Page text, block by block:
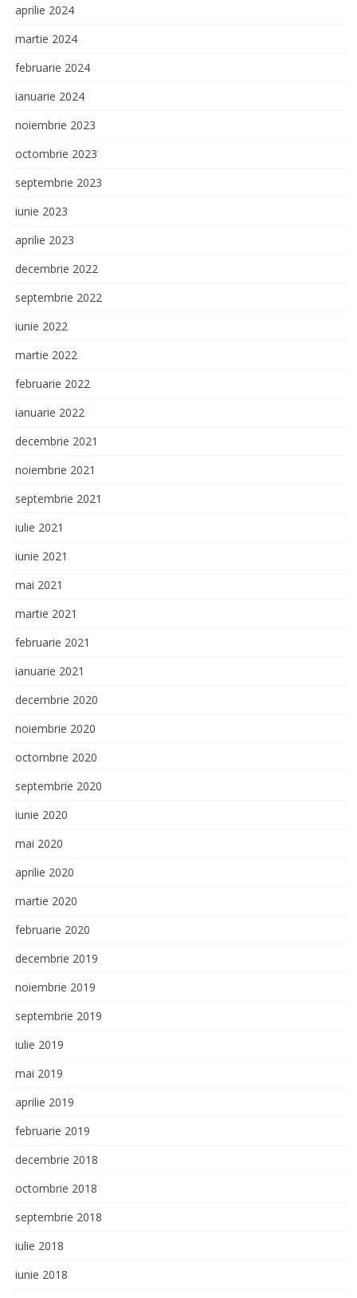
aprilie 2024
martie 2024
februarie 2024
ianuarie 2024
noiembrie 2023
octombrie 2023
septembrie 2023
iunie 2023
aprilie 2023
decembrie 2022
septembrie 2022
iunie 2022
martie 2022
februarie 2022
ianuarie 2022
decembrie 2021
noiembrie 2021
septembrie 2021
iulie 2021
iunie 2021
mai 2021
martie 2021
februarie 2021
ianuarie 2021
decembrie 2020
noiembrie 2020
octombrie 2020
septembrie 2020
iunie 2020
mai 2020
aprilie 2020
martie 2020
februarie 2020
decembrie 2019
noiembrie 2019
septembrie 2019
iulie 2019
mai 2019
aprilie 2019
februarie 2019
decembrie 2018
octombrie 2018
septembrie 2018
iulie 2018
iunie 2018